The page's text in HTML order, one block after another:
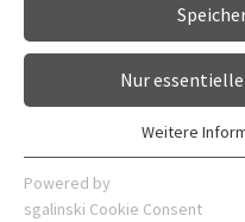
Für Patienten
Für Ärzte
Veranstaltungen
Datum
Ort &
Nur
Essentielle Cookies
Webseite benötigt. Dadurch
Weitere
Powered by
sgalinski Cookie Consent